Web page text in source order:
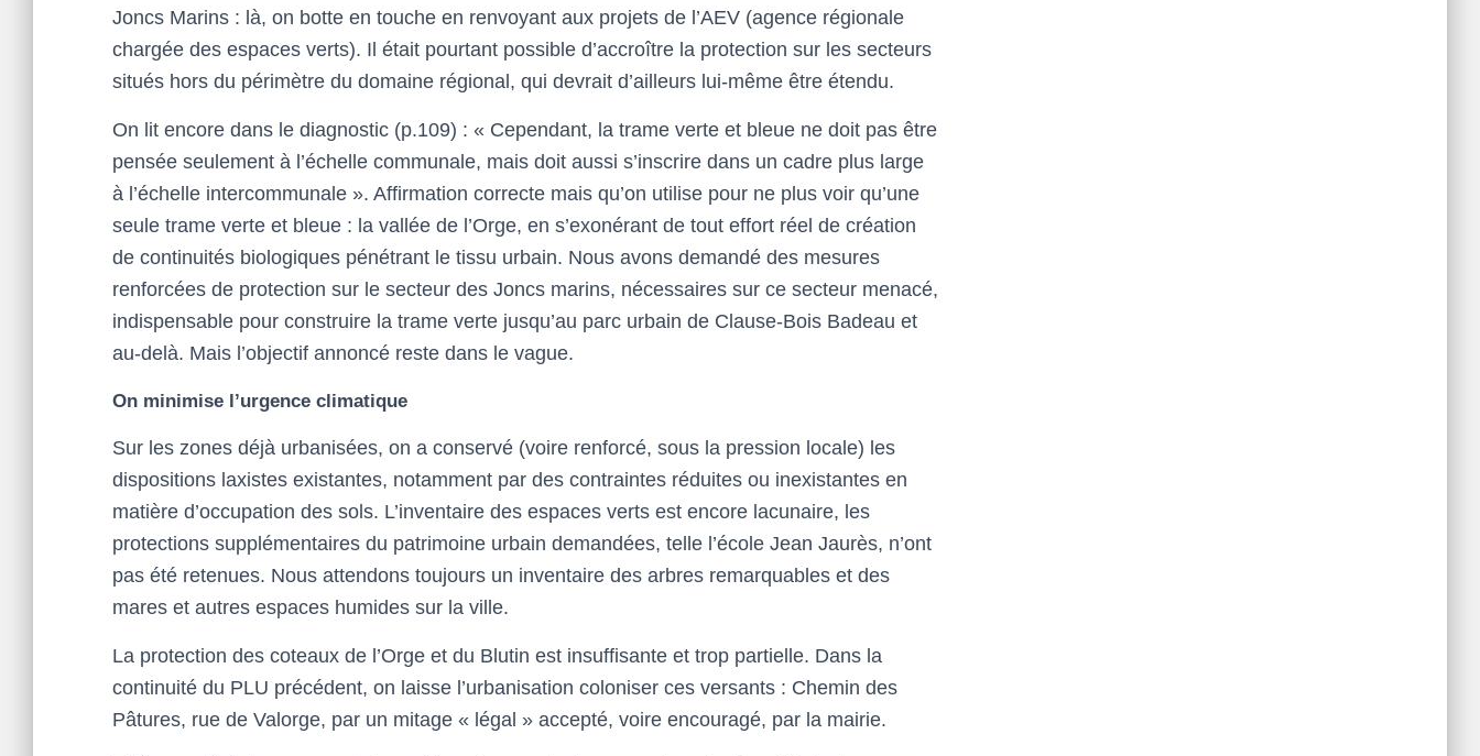
Joncs Marins : là, on botte en touche en renvoyant aux projets de l’AEV (agence régionale
chargée des espaces verts). Il était pourtant possible d’accroître la protection sur les secteurs
situés hors du périmètre du domaine régional, qui devrait d’ailleurs lui-même être étendu.
On lit encore dans le diagnostic (p.109) : « Cependant, la trame verte et bleue ne doit pas être
pensée seulement à l’échelle communale, mais doit aussi s’inscrire dans un cadre plus large
à l’échelle intercommunale ». Affirmation correcte mais qu’on utilise pour ne plus voir qu’une
seule trame verte et bleue : la vallée de l’Orge, en s’exonérant de tout effort réel de création
de continuités biologiques pénétrant le tissu urbain. Nous avons demandé des mesures
renforcées de protection sur le secteur des Joncs marins, nécessaires sur ce secteur menacé,
indispensable pour construire la trame verte jusqu’au parc urbain de Clause-Bois Badeau et
au-delà. Mais l’objectif annoncé reste dans le vague.
On minimise l’urgence climatique
Sur les zones déjà urbanisées, on a conservé (voire renforcé, sous la pression locale) les
dispositions laxistes existantes, notamment par des contraintes réduites ou inexistantes en
matière d’occupation des sols. L’inventaire des espaces verts est encore lacunaire, les
protections supplémentaires du patrimoine urbain demandées, telle l’école Jean Jaurès, n’ont
pas été retenues. Nous attendons toujours un inventaire des arbres remarquables et des
mares et autres espaces humides sur la ville.
La protection des coteaux de l’Orge et du Blutin est insuffisante et trop partielle. Dans la
continuité du PLU précédent, on laisse l’urbanisation coloniser ces versants : Chemin des
Pâtures, rue de Valorge, par un mitage « légal » accepté, voire encouragé, par la mairie.